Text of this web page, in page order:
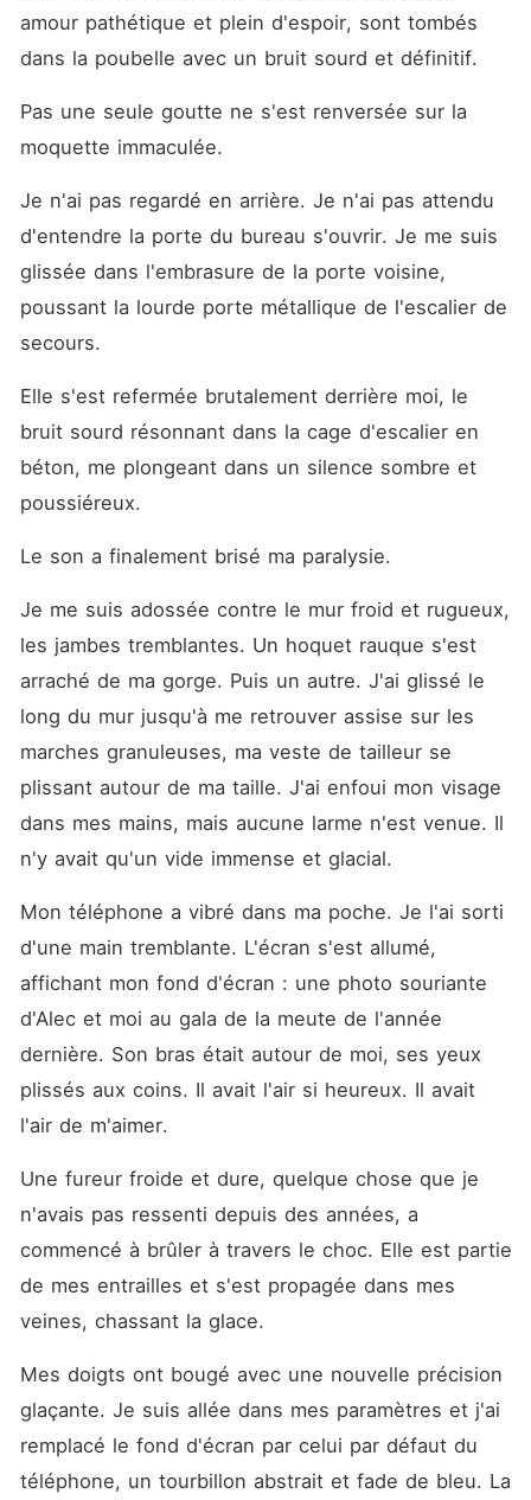
amour pathétique et plein d'espoir, sont tombés
dans la poubelle avec un bruit sourd et définitif.
Pas une seule goutte ne s'est renversée sur la
moquette immaculée.
Je n'ai pas regardé en arrière. Je n'ai pas attendu
d'entendre la porte du bureau s'ouvrir. Je me suis
glissée dans l'embrasure de la porte voisine,
poussant la lourde porte métallique de l'escalier de
secours.
Elle s'est refermée brutalement derrière moi, le
bruit sourd résonnant dans la cage d'escalier en
béton, me plongeant dans un silence sombre et
poussiéreux.
Le son a finalement brisé ma paralysie.
Je me suis adossée contre le mur froid et rugueux,
les jambes tremblantes. Un hoquet rauque s'est
arraché de ma gorge. Puis un autre. J'ai glissé le
long du mur jusqu'à me retrouver assise sur les
marches granuleuses, ma veste de tailleur se
plissant autour de ma taille. J'ai enfoui mon visage
dans mes mains, mais aucune larme n'est venue. Il
n'y avait qu'un vide immense et glacial.
Mon téléphone a vibré dans ma poche. Je l'ai sorti
d'une main tremblante. L'écran s'est allumé,
affichant mon fond d'écran : une photo souriante
d'Alec et moi au gala de la meute de l'année
dernière. Son bras était autour de moi, ses yeux
plissés aux coins. Il avait l'air si heureux. Il avait
l'air de m'aimer.
Une fureur froide et dure, quelque chose que je
n'avais pas ressenti depuis des années, a
commencé à brûler à travers le choc. Elle est partie
de mes entrailles et s'est propagée dans mes
veines, chassant la glace.
Mes doigts ont bougé avec une nouvelle précision
glaçante. Je suis allée dans mes paramètres et j'ai
remplacé le fond d'écran par celui par défaut du
téléphone, un tourbillon abstrait et fade de bleu. La